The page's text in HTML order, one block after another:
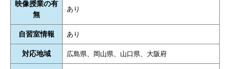
映像授業の有
無
あり
自習室情報 あり
対応地域 広島県、岡山県、山口県、大阪府